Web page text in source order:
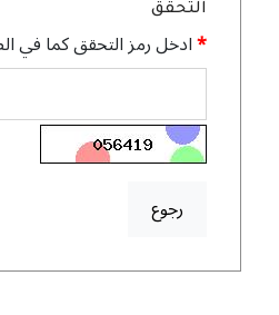
التحقق
ادخل رمز التحقق كما في
رجوع